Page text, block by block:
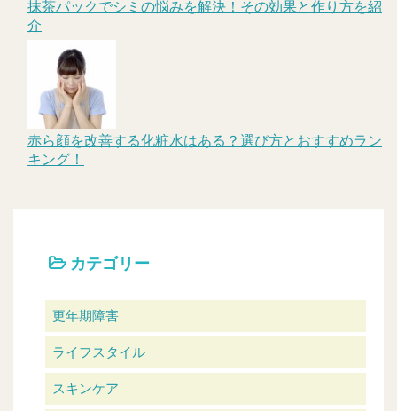
抹茶パックでシミの悩みを解決！その効果と作り方を紹
介
赤ら顔を改善する化粧水はある？選び方とおすすめラン
キング！
カテゴリー
更年期障害
ライフスタイル
スキンケア